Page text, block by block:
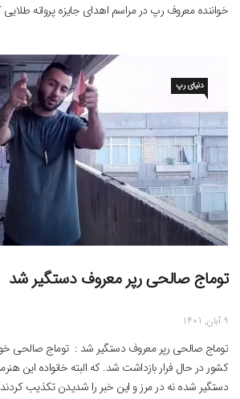
خواننده معروف رپ در مراسم اهدای جایزه پروانه
دنیای رپ
توماج صالحی رپر معروف دستگیر شد
9 آبان, 1401
توماج صالحی رپر معروف دستگیر شد : توماج صالحی
کشور در حال فرار بازداشت شد. که البته خانواده این
دستگیر شده نه در مرز و این خبر را شدیدن تکذیب